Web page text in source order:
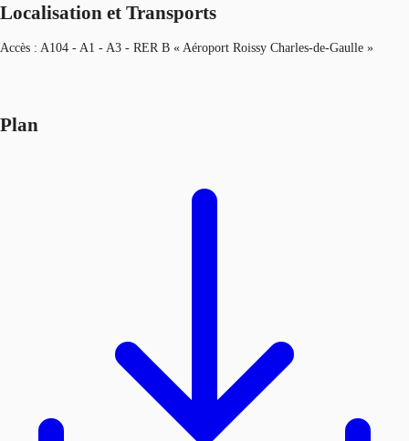
Localisation et Transports
Accès : A104 - A1 - A3 - RER B « Aéroport Roissy Charles-de-Gaulle »
Plan